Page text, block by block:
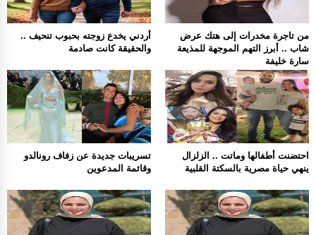
أردني يخدع زوجته بحبوب تنحيف ..
والحقيقة كانت صادمة
من تاجرة مخدرات إلى هتك عرض
شاب .. أبرز التهم الموجهة للمذيعة
سارة خليفة
تسريبات جديدة عن زفاف رونالدو
وقائمة المدعوين
احتضنت أطفالها وماتت .. الزلزال
ينهي حياة مصرية بالسكتة القلبية